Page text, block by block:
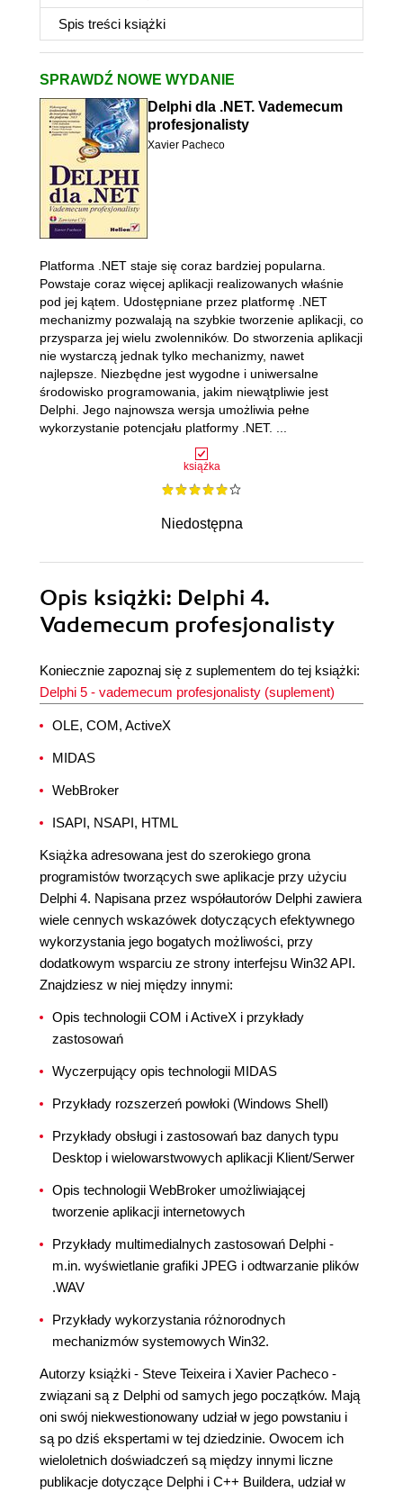
Spis treści książki
SPRAWDŹ NOWE WYDANIE
Delphi dla .NET. Vademecum
profesjonalisty
Xavier Pacheco
książka
Niedostępna
Platforma .NET staje się coraz bardziej popularna.
Powstaje coraz więcej aplikacji realizowanych właśnie
pod jej kątem. Udostępniane przez platformę .NET
mechanizmy pozwalają na szybkie tworzenie aplikacji, co
przysparza jej wielu zwolenników. Do stworzenia aplikacji
nie wystarczą jednak tylko mechanizmy, nawet
najlepsze. Niezbędne jest wygodne i uniwersalne
środowisko programowania, jakim niewątpliwie jest
Delphi. Jego najnowsza wersja umożliwia pełne
wykorzystanie potencjału platformy .NET. ...
Opis książki: Delphi 4.
Vademecum profesjonalisty
Koniecznie zapoznaj się z suplementem do tej książki:
Delphi 5 - vademecum profesjonalisty (suplement)
OLE, COM, ActiveX
MIDAS
WebBroker
ISAPI, NSAPI, HTML
Książka adresowana jest do szerokiego grona
programistów tworzących swe aplikacje przy użyciu
Delphi 4. Napisana przez współautorów Delphi zawiera
wiele cennych wskazówek dotyczących efektywnego
wykorzystania jego bogatych możliwości, przy
dodatkowym wsparciu ze strony interfejsu Win32 API.
Znajdziesz w niej między innymi:
Opis technologii COM i ActiveX i przykłady
zastosowań
Wyczerpujący opis technologii MIDAS
Przykłady rozszerzeń powłoki (Windows Shell)
Przykłady obsługi i zastosowań baz danych typu
Desktop i wielowarstwowych aplikacji Klient/Serwer
Opis technologii WebBroker umożliwiającej
tworzenie aplikacji internetowych
Przykłady multimedialnych zastosowań Delphi -
m.in. wyświetlanie grafiki JPEG i odtwarzanie plików
.WAV
Przykłady wykorzystania różnorodnych
mechanizmów systemowych Win32.
Autorzy książki - Steve Teixeira i Xavier Pacheco -
związani są z Delphi od samych jego początków. Mają
oni swój niekwestionowany udział w jego powstaniu i
są po dziś ekspertami w tej dziedzinie. Owocem ich
wieloletnich doświadczeń są między innymi liczne
publikacje dotyczące Delphi i C++ Buildera, udział w